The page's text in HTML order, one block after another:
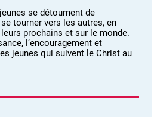
se détournent de
tourner vers les autres, en
prochains et sur le monde.
l’encouragement et
jeunes qui suivent le Christ au